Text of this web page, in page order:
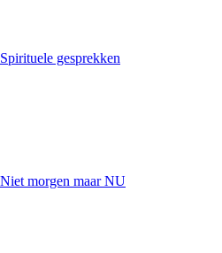
Spirituele gesprekken
Niet morgen maar NU